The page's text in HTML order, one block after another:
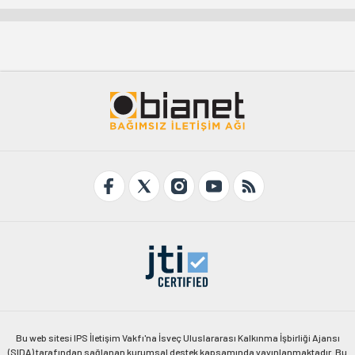
Bu web sitesi IPS İletişim Vakfı'na İsveç Uluslararası Kalkınma İşbirliği Ajansı
(SIDA) tarafından sağlanan kurumsal destek kapsamında yayınlanmaktadır. Bu